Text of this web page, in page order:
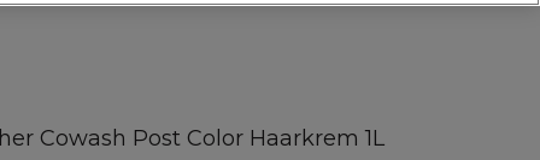
Cowash Post Color Haarkrem 1L